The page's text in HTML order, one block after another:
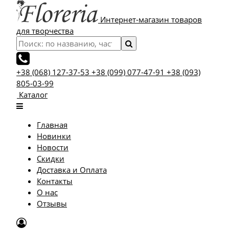
Интернет-магазин товаров
для творчества
+38 (068) 127-37-53 +38 (099) 077-47-91 +38 (093)
805-03-99
Каталог
Главная
Новинки
Новости
Скидки
Доставка и Оплата
Контакты
О нас
Отзывы